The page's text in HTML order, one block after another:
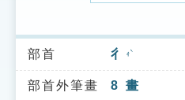
索引選單
知識索引
部首 彳 ㄔˋ
部首外筆畫 8 畫